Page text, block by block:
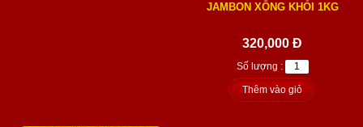
JAMBON XÔNG KHÓI 1KG
320,000 Đ
Số lượng :
Thêm vào giỏ